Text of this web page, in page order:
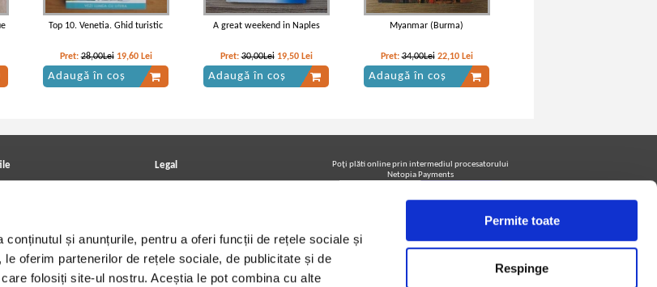
și anunțurile, pentru a oferi funcții de rețele sociale și
oferim partenerilor de rețele sociale, de publicitate și de
folosiți site-ul nostru. Aceștia le pot combina cu alte
Permite toate
Respinge
Top 10. Venetia. Ghid turistic
Pret:28,00Lei 19,60 Lei
Adaugă în coș
A great weekend in Naples
Pret:30,00Lei 19,50 Lei
Adaugă în coș
Myanmar (Burma)
Pret:34,00Lei 22,10 Lei
Adaugă în coș
Legal
Utilizare cookie-uri
Poţi plăti online prin intermediul procesatorului
Netopia Payments
Urmăreşte-ne pe facebook pentru a fi la curent cu
promoţiile PrintreCarti.ro